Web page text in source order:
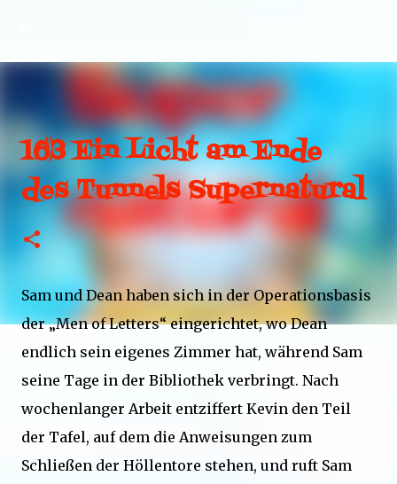
163 Ein Licht am Ende
des Tunnels Supernatural
Sam und Dean haben sich in der Operationsbasis
der „Men of Letters“ eingerichtet, wo Dean
endlich sein eigenes Zimmer hat, während Sam
seine Tage in der Bibliothek verbringt. Nach
wochenlanger Arbeit entziffert Kevin den Teil
der Tafel, auf dem die Anweisungen zum
Schließen der Höllentore stehen, und ruft Sam